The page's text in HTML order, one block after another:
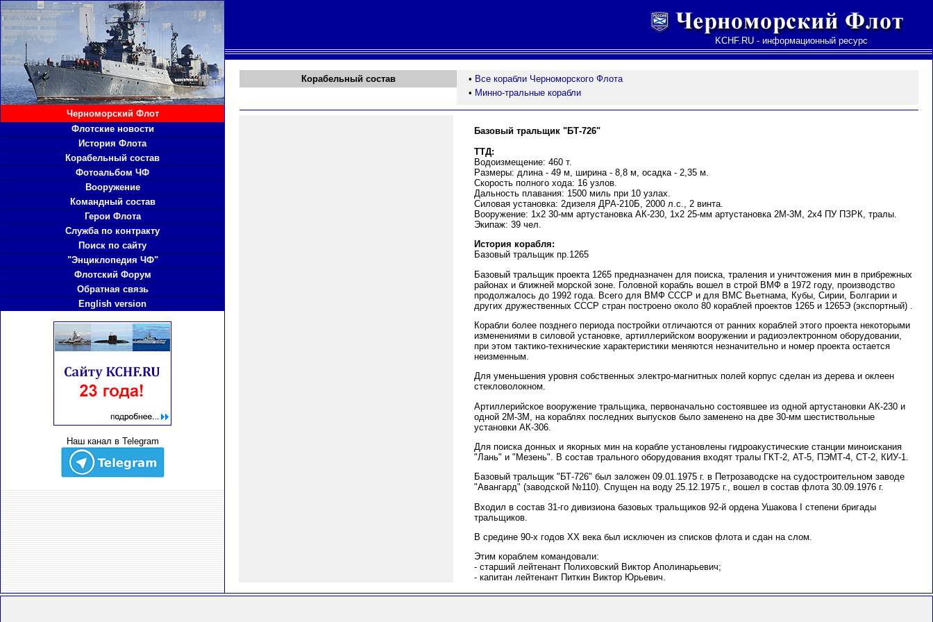
Черноморский Флот
Флотские новости
История Флота
Корабельный состав
Фотоальбом ЧФ
Вооружение
Командный состав
Герои Флота
Служба по контракту
Поиск по сайту
"Энциклопедия ЧФ"
Флотский Форум
Обратная связь
English version
Наш канал в Telegram
KCHF.RU - информационный ресурс
Корабельный состав • Все корабли Черноморского Флота
• Минно-тральные корабли
Базовый тральщик "БТ-726"
ТТД:
Водоизмещение: 460 т.
Размеры: длина - 49 м, ширина - 8,8 м, осадка - 2,35 м.
Скорость полного хода: 16 узлов.
Дальность плавания: 1500 миль при 10 узлах.
Силовая установка: 2дизеля ДРА-210Б, 2000 л.с., 2 винта.
Вооружение: 1х2 30-мм артустановка АК-230, 1х2 25-мм артустановка 2М-3М, 2х4 ПУ ПЗРК, тралы.
Экипаж: 39 чел.
История корабля:
Базовый тральщик пр.1265
Базовый тральщик проекта 1265 предназначен для поиска, траления и уничтожения мин в прибрежных
районах и ближней морской зоне. Головной корабль вошел в строй ВМФ в 1972 году, производство
продолжалось до 1992 года. Всего для ВМФ СССР и для ВМС Вьетнама, Кубы, Сирии, Болгарии и
других дружественных СССР стран построено около 80 кораблей проектов 1265 и 1265Э (экспортный) .
Корабли более позднего периода постройки отличаются от ранних кораблей этого проекта некоторыми
изменениями в силовой установке, артиллерийском вооружении и радиоэлектронном оборудовании,
при этом тактико-технические характеристики меняются незначительно и номер проекта остается
неизменным.
Для уменьшения уровня собственных электро-магнитных полей корпус сделан из дерева и оклеен
стекловолокном.
Артиллерийское вооружение тральщика, первоначально состоявшее из одной артустановки АК-230 и
одной 2М-3М, на кораблях последних выпусков было заменено на две 30-мм шестиствольные
установки АК-306.
Для поиска донных и якорных мин на корабле установлены гидроакустические станции миноискания
"Лань" и "Мезень". В состав трального оборудования входят тралы ГКТ-2, АТ-5, ПЭМТ-4, СТ-2, КИУ-1.
Базовый тральщик "БТ-726" был заложен 09.01.1975 г. в Петрозаводске на судостроительном заводе
"Авангард" (заводской №110). Спущен на воду 25.12.1975 г., вошел в состав флота 30.09.1976 г.
Входил в состав 31-го дивизиона базовых тральщиков 92-й ордена Ушакова I степени бригады
тральщиков.
В средине 90-х годов ХХ века был исключен из списков флота и сдан на слом.
Этим кораблем командовали:
- старший лейтенант Полиховский Виктор Аполинарьевич;
- капитан лейтенант Питкин Виктор Юрьевич.